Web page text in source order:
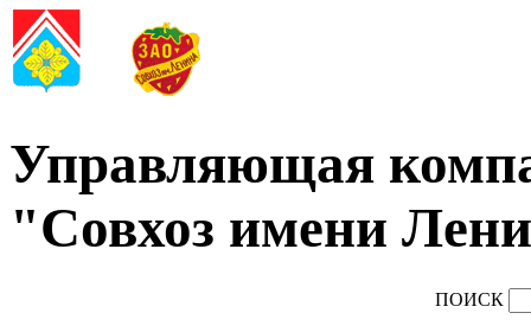
Управляющая
"Совхоз имени
ПОИСК